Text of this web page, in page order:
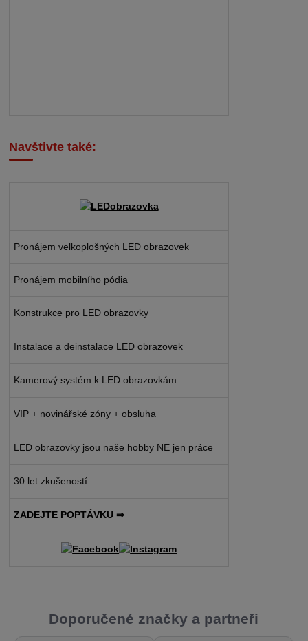
Navštivte také:
Pronájem velkoplošných LED obrazovek
Pronájem mobilního pódia
Konstrukce pro LED obrazovky
Instalace a deinstalace LED obrazovek
Kamerový systém k LED obrazovkám
VIP + novinářské zóny + obsluha
LED obrazovky jsou naše hobby NE jen práce
30 let zkušeností
ZADEJTE POPTÁVKU ⇒
Doporučené značky a partneři